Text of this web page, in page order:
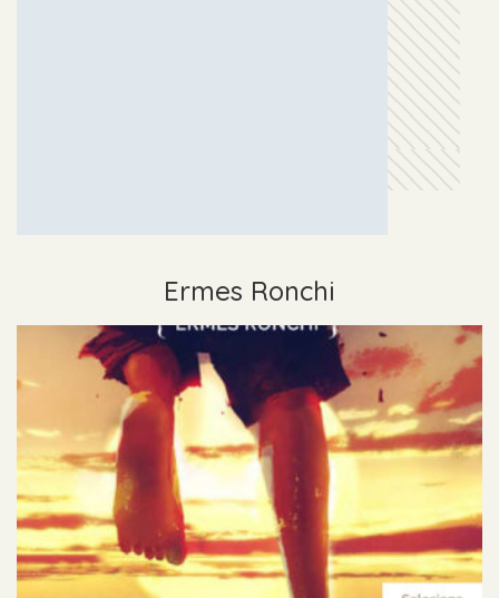
Ermes Ronchi